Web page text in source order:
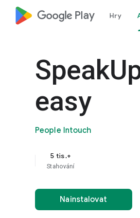
google_logo Play Hry
easy
People Intouch
5 tis.+
Stahování
Nainstalovat